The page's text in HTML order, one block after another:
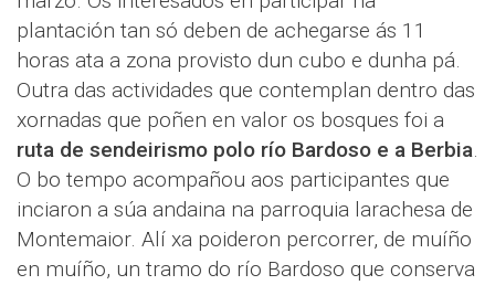
plantación tan só deben de achegarse ás 11
horas ata a zona provisto dun cubo e dunha pá.
Outra das actividades que contemplan dentro das
xornadas que poñen en valor os bosques foi a
ruta de sendeirismo polo río Bardoso e a Berbia.
O bo tempo acompañou aos participantes que
inciaron a súa andaina na parroquia larachesa de
Montemaior. Alí xa poideron percorrer, de muíño
en muíño, un tramo do río Bardoso que conserva